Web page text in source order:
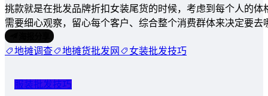
挑款就是在批发品牌折扣女装尾货的时候，考虑到每个人的
需要细心观察，留心每个客户、综合整个消费群体来决定要
地摊调查 地摊货批发网 女装批发技巧
服装批发技巧